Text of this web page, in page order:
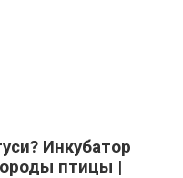
Инкубатор
птицы |